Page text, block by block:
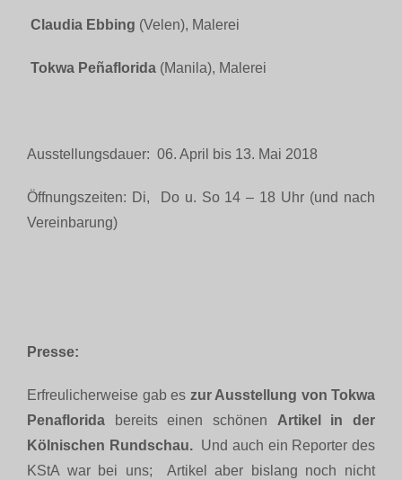
Claudia Ebbing (Velen), Malerei
Tokwa Peñaflorida (Manila), Malerei
Ausstellungsdauer: 06. April bis 13. Mai 2018
Öffnungszeiten: Di, Do u. So 14 – 18 Uhr (und nach
Vereinbarung)
Presse:
Erfreulicherweise gab es zur Ausstellung von Tokwa
Penaflorida bereits einen schönen Artikel in der
Kölnischen Rundschau.Und auch ein Reporter des
KStA war bei uns; Artikel aber bislang noch nicht